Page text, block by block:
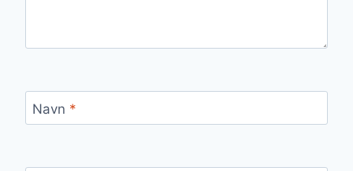
Navn *